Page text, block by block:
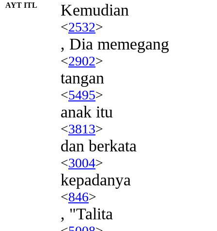
AYT ITL Kemudian
<2532>
, Dia memegang
<2902>
tangan
<5495>
anak itu
<3813>
dan berkata
<3004>
kepadanya
<846>
, "Talita